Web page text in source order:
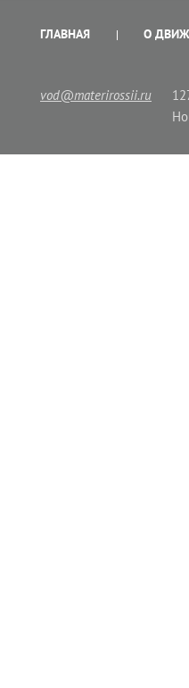
ГЛАВНАЯ О
vod@materirossii.ru